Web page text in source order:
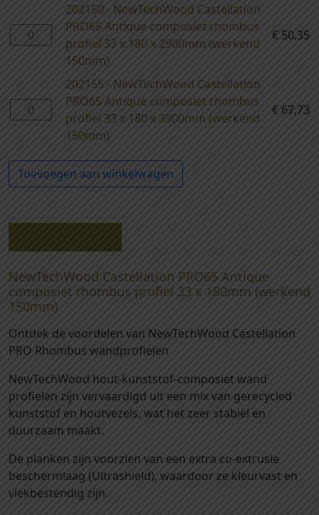
0
5
0
w
e
h
W
o
o
C
a
s
t
e
l
a
t
i
202150 - NewTechWood Castellation
PRO65 Antique composiet rhombus
profiel 33 x 180 x 2900mm (werkend
150mm)
€ 50,35
0
1
5
N
T
e
c
h
W
o
d
C
a
t
e
l
202155 - NewTechWood Castellation
PRO65 Antique composiet rhombus
profiel 33 x 180 x 3900mm (werkend
150mm)
€ 67,73
Toevoegen aan winkelwagen
NewTechWood Castellation PRO65 Antique
composiet rhombus profiel 33 x 180mm (werkend
150mm)
Ontdek de voordelen van NewTechWood Castellation
PRO Rhombus wandprofielen
NewTechWood hout-kunststof-composiet wand
profielen zijn vervaardigd uit een mix van gerecycled
kunststof en houtvezels, wat het zeer stabiel en
duurzaam maakt.
De planken zijn voorzien van een extra co-extrusie
beschermlaag (Ultrashield), waardoor ze kleurvast en
vlekbestendig zijn.